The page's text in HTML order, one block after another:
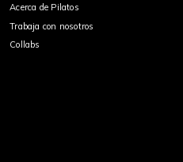
Acerca de Pilatos
Trabaja con nosotros
Collabs